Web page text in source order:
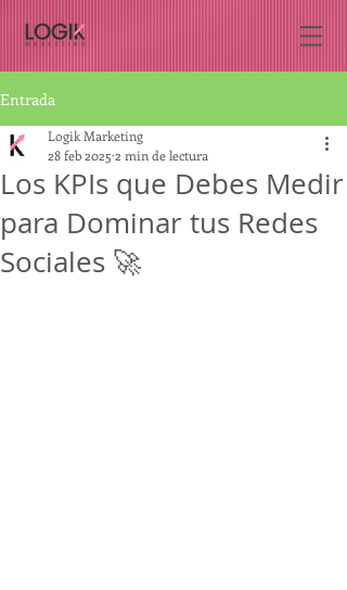
Entrada
Los KPIs que Debes Medir
para Dominar tus Redes
Sociales 🚀
Logik Marketing
28 feb 2025 2 min de lectura